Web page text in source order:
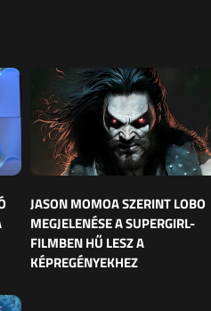
JASON MOMOA SZERINT LOBO
MEGJELENÉSE A SUPERGIRL-
FILMBEN HŰ LESZ A
KÉPREGÉNYEKHEZ